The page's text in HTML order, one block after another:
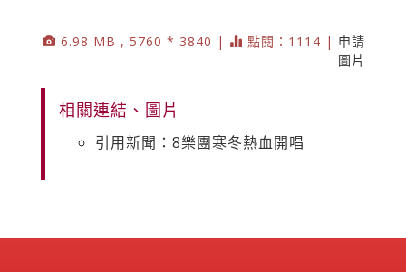
6.98 MB , 5760 * 3840 | 點閱：1114 | 申請
圖片
相關連結、圖片
引用新聞：8樂團寒冬熱血開唱